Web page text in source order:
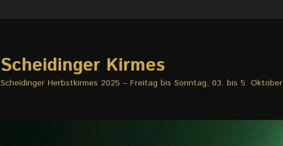
Scheidinger Kirmes
Scheidinger Herbstkirmes 2025 – Freitag bis Sonntag, 03. bis 5. Oktober